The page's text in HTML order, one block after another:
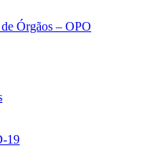
Órgãos – OPO
19